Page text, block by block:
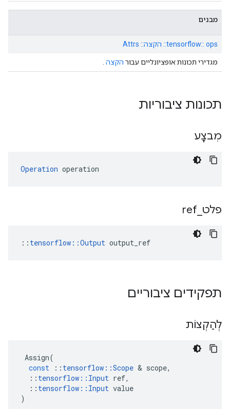
מבנים
tensorflow:: ops:: הקצה:: Attrs
מגדירי תכונות אופציונליים עבור הקצה
תכונות ציבוריות
מִבצָע
Operation operation
פלט ref
:: tensorflow::Output output_ref
תפקידים ציבוריים
לְהַקְצוֹת
Assign(
const
:: tensorflow ::Scope & scope,
:: tensorflow :: Input ref,
:: tensorflow :: Input value
)